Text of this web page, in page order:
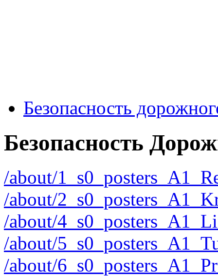
Безопасность
Безопасность
/about/
/about/
/about/
/about/
/about/